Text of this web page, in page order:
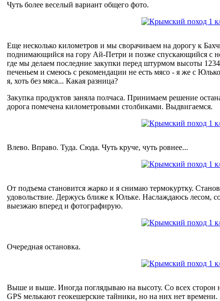
Чуть более веселый вариант общего фото.
Еще несколько километров и мы сворачиваем на дорогу к
поднимающийся на гору Ай-Петри и позже спускающийся с
где мы делаем последние закупки перед штурмом высоты
печеньем и смеюсь с рекомендации не есть мясо - я же с
я, хоть без мяса... Какая разница?
Закупка продуктов заняла полчаса. Принимаем решение
дорога помечена километровыми столбиками. Выдвигаемся.
Влево. Вправо. Туда. Сюда. Чуть круче, чуть ровнее...
От подъема становится жарко и я снимаю термокуртку.
удовольствие. Держусь ближе к Юльке. Наслаждаюсь лесом,
выезжаю вперед и фотографирую.
Очередная остановка.
Выше и выше. Иногда поглядываю на высоту. Со всех сторон
GPS мелькают геокешерские тайники, но на них нет времени.